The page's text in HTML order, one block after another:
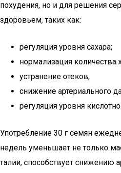
похудения, но и для решения
здоровьем, таких как:
регуляция уровня сахара;
нормализация количества
устранение отеков;
снижение артериального
регуляция уровня
Употребление 30 г семян
недель уменьшает не только
талии, способствует снижению